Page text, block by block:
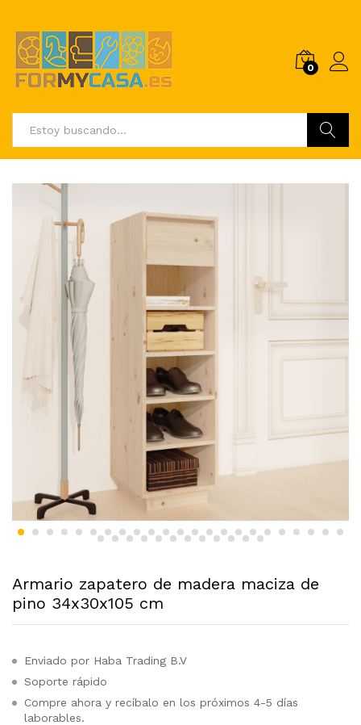
0
Armario zapatero de madera maciza de
pino 34x30x105 cm
Enviado por Haba Trading B.V
Soporte rápido
Compre ahora y recíbalo en los próximos 4-5 días
laborables.